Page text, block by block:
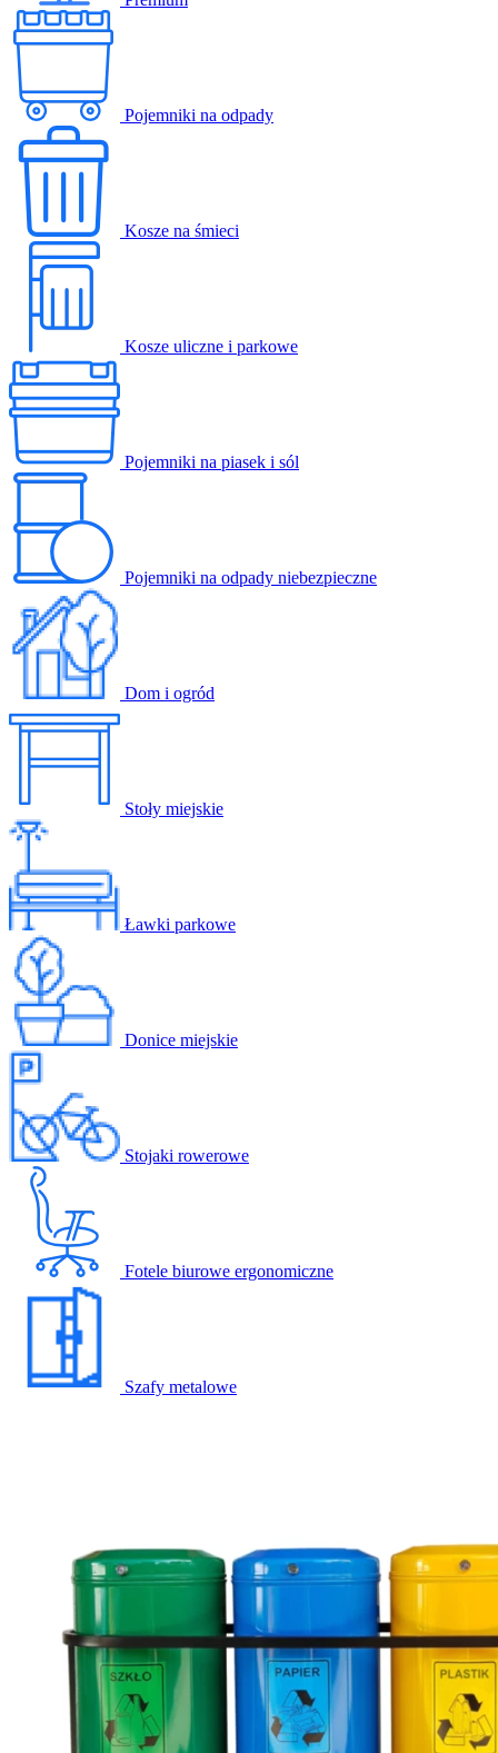
Pojemniki na odpady
Kosze na śmieci
Kosze uliczne i parkowe
Pojemniki na piasek i sól
Pojemniki na odpady niebezpieczne
Dom i ogród
Stoły miejskie
Ławki parkowe
Donice miejskie
Stojaki rowerowe
Fotele biurowe ergonomiczne
Szafy metalowe